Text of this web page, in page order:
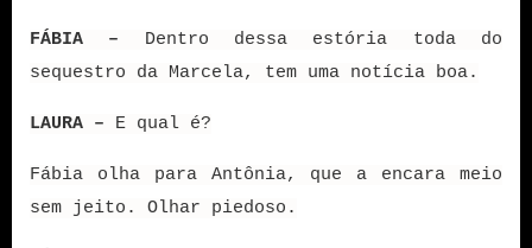
FÁBIA – Dentro dessa estória toda do
sequestro da Marcela, tem uma notícia boa.
LAURA – E qual é?
Fábia olha para Antônia, que a encara meio
sem jeito. Olhar piedoso.